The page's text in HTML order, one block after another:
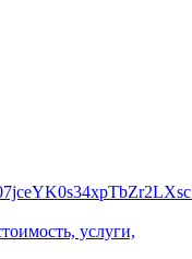
услуги,